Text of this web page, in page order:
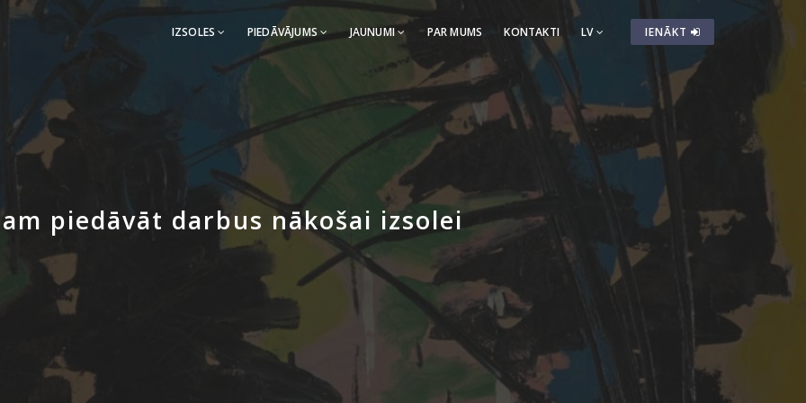
IENĀKT
IZSOLES PIEDĀVĀJUMS JAUNUMI PAR MUMS KONTAKTI LV
piedāvāt darbus nākošai izsolei